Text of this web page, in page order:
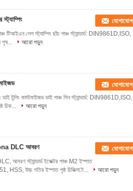
যোগাযোগ
টিআইএন লেপ স্ট্যাম্পিং ছাঁচ পাঞ্চ স্ট্যান্ডার্ড: DIN9861D,ISO,
পৃষ...
আরো পড়ুন
যোগাযোগ
ডাই টুলিং কাস্টমাইজড ডাই পাঞ্চ পিন স্ট্যান্ডার্ড: DIN9861D,ISO,
চিক...
আরো পড়ুন
DLC আবরণ যোগাযোগ
স্ট্যান্ডার্ড ইজেক্টর পাঞ্চ M2 ইস্পাত
উচ্চ গতির ইস্পাত পৃষ্ঠ চিকিত্সা:ট...
আরো পড়ুন